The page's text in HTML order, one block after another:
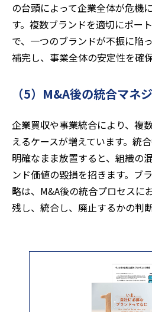
の台頭によって企業全体が危機
す。複数ブランドを適切にポー
で、一つのブランドが不振に陥
補完し、事業全体の安定性を確保
（5）M&A後の統合マネ
企業買収や事業統合により、複
えるケースが増えています。統
明確なまま放置すると、組織の
ンド価値の毀損を招きます。ブ
略は、M&A後の統合プロセスに
残し、統合し、廃止するかの判